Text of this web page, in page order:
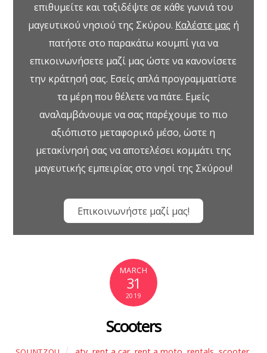
επιθυμείτε και ταξιδέψτε σε κάθε γωνιά του
μαγευτικού νησιού της Σκύρου. Καλέστε μας ή
πατήστε στο παρακάτω κουμπί για να
επικοινωνήσετε μαζί μας ώστε να κανονίσετε
την κράτησή σας. Εσείς απλά προγραμματίστε
τα μέρη που θέλετε να πάτε. Εμείς
αναλαμβάνουμε να σας παρέχουμε το πιο
αξιόπιστο μεταφορικό μέσο, ώστε η
μετακίνησή σας να αποτελέσει κομμάτι της
μαγευτικής εμπειρίας στο νησί της Σκύρου!
Επικοινωνήστε μαζί μας!
MARCH
31
2019
Scooters